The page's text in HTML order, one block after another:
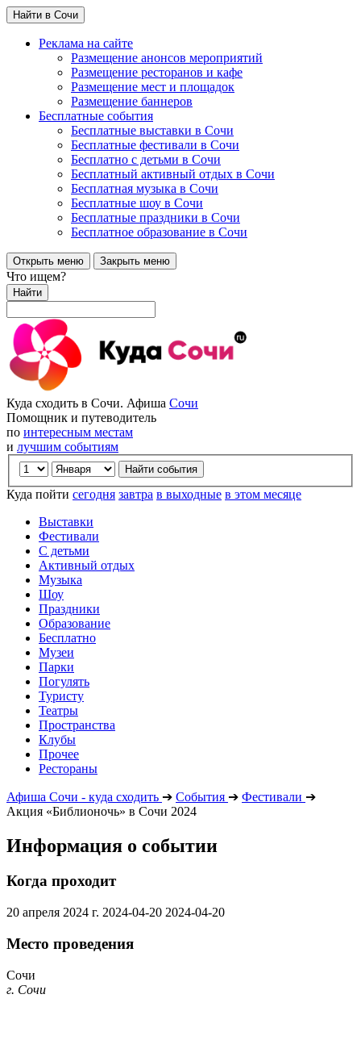
Найти в Сочи
Реклама на сайте
Размещение анонсов мероприятий
Размещение ресторанов и кафе
Размещение мест и площадок
Размещение баннеров
Бесплатные события
Бесплатные выставки в Сочи
Бесплатные фестивали в Сочи
Бесплатно с детьми в Сочи
Бесплатный активный отдых в Сочи
Бесплатная музыка в Сочи
Бесплатные шоу в Сочи
Бесплатные праздники в Сочи
Бесплатное образование в Сочи
Открыть меню Закрыть меню
Что ищем?
Найти
Куда сходить в Сочи. Афиша Сочи
Помощник и путеводитель
по интересным местам
и лучшим событиям
Куда пойти сегодня завтра в выходные в этом месяце
Выставки
Фестивали
С детьми
Активный отдых
Музыка
Шоу
Праздники
Образование
Бесплатно
Музеи
Парки
Погулять
Туристу
Театры
Пространства
Клубы
Прочее
Рестораны
Афиша Сочи - куда сходить ➔ События ➔ Фестивали ➔
Акция «Библионочь» в Сочи 2024
Информация о событии
Когда проходит
20 апреля 2024 г. 2024-04-20 2024-04-20
Место проведения
Сочи
г. Сочи